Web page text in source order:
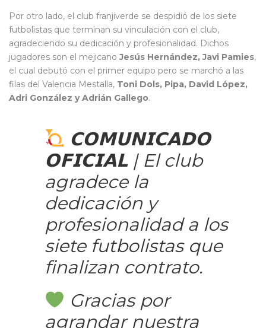
Por otro lado, el club franjiverde se despidió de los siete
futbolistas que terminan su vinculación con el club,
agradeciendo su dedicación y profesionalidad. Dichos
jugadores son el mejicanoJesús Hernández, Javi Pamies,
el cual debutó con el primer equipo pero se marchó a las
filas del Valencia Mestalla, Toni Dols, Pipa, David López,
Adri González y Adrián Gallego.
𝗖𝗢𝗠𝗨𝗡𝗜𝗖𝗔𝗗𝗢
𝗢𝗙𝗜𝗖𝗜𝗔𝗟 | El club
agradece la
dedicación y
profesionalidad a los
siete futbolistas que
finalizan contrato.
Gracias por
agrandar nuestra